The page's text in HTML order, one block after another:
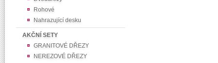
Rohové
Nahrazující desku
AKČNÍ SETY
GRANITOVÉ DŘEZY
NEREZOVÉ DŘEZY